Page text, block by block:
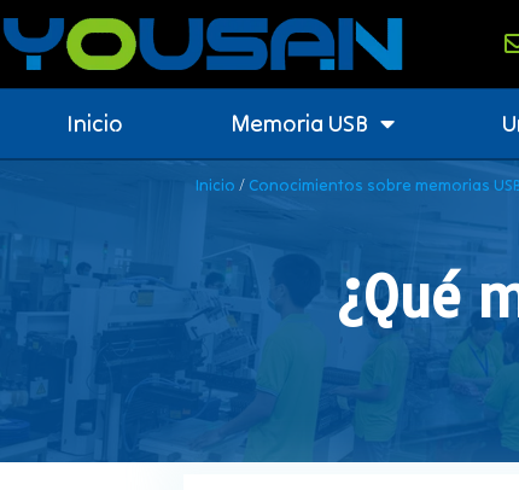
Inicio Memoria USB
Inicio / Conocimientos sobre memorias
¿Qué